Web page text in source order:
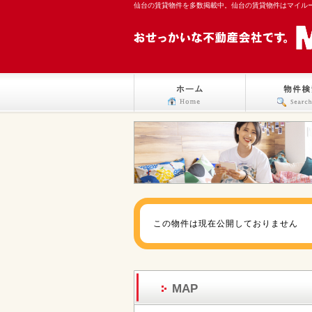
仙台の賃貸物件を多数掲載中。仙台の賃貸物件はマイル
この物件は現在公開しておりません
MAP